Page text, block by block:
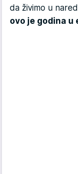
da živimo u
ovo je godina u